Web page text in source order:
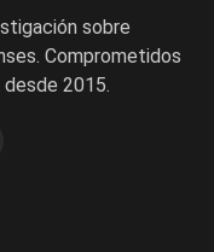
sobre
Comprometidos
2015.